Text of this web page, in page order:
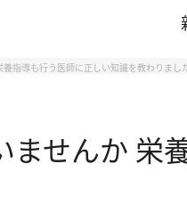
指導も行う医師に正しい知識を教わりまし
せんか 栄